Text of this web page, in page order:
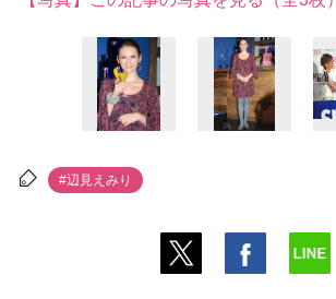
#辺見えみり